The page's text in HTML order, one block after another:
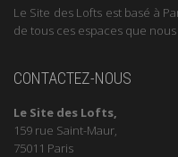
Le Site des Lofts est basé à
de tous ces espaces que
CONTACTEZ-NOUS
Le Site des Lofts,
159 rue Saint-Maur,
75011 Paris